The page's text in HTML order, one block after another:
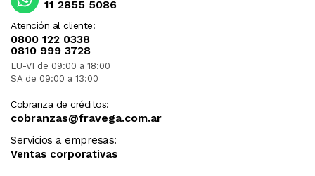
Atención al cliente:
0800 122 0338
0810 999 3728
LU-VI de 09:00 a 18:00
SA de 09:00 a 13:00
Cobranza de créditos:
cobranzas@fravega.com.ar
Servicios a empresas:
Ventas corporativas
11 2855 5086